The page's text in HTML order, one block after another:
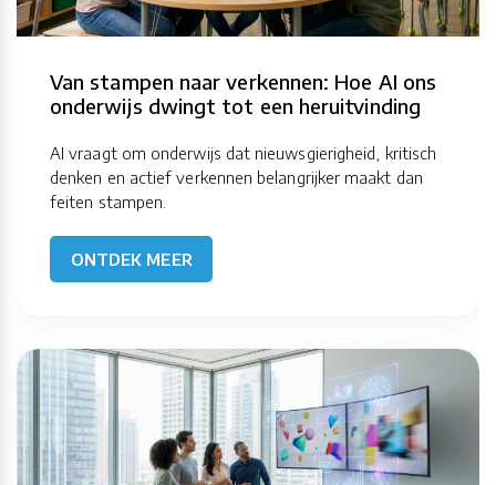
Van stampen naar verkennen: Hoe AI ons
onderwijs dwingt tot een heruitvinding
AI vraagt om onderwijs dat nieuwsgierigheid, kritisch
denken en actief verkennen belangrijker maakt dan
feiten stampen.
ONTDEK MEER